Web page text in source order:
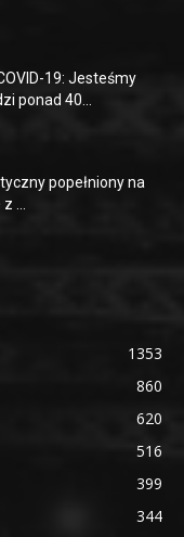
19: Jesteśmy
ponad 40...
popełniony na
...
1353
860
620
516
399
344